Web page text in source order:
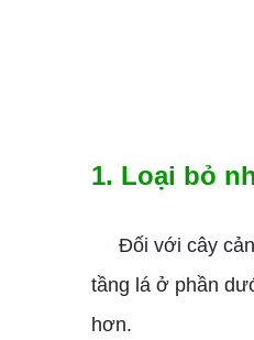
1. Loại bỏ
Đối với cây
tầng lá ở phần
hơn.